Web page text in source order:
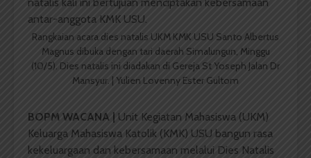
Rangkaian acara dies natalis UKM KMK USU Santo Albertus
Magnus dibuka dengan tari daerah Simalungun, Minggu
(10/5). Dies natalis ini diadakan di Gereja St Yoseph Jalan Dr
Mansyur. | Yulien Lovenny Ester Gultom
BOPM WACANA | Unit Kegiatan Mahasiswa (UKM)
Keluarga Mahasiswa Katolik (KMK) USU bangun rasa
kekeluargaan dan kebersamaan melalui Dies Natalis